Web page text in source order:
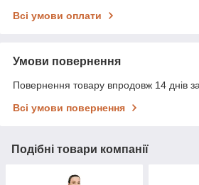
Всі умови оплати
Умови повернення
Повернення товару впродовж 14 днів
Всі умови повернення
Подібні товари компанії